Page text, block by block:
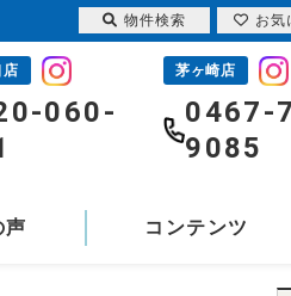
店
060-
茅ヶ崎店
0467-
9085
声 コンテンツ
物件検索 お気